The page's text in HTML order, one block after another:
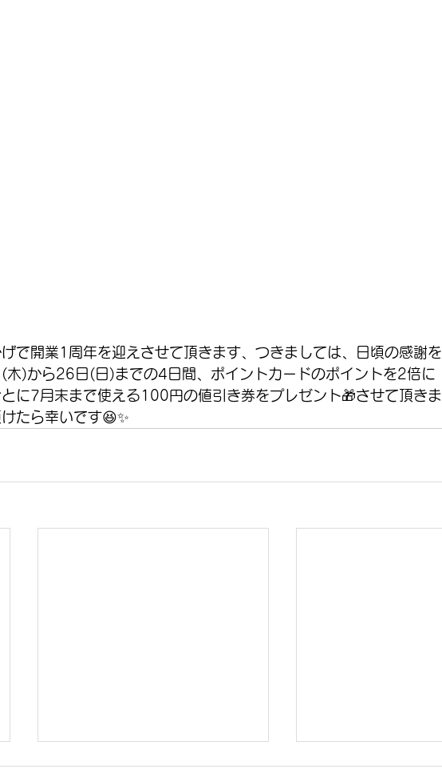
で開業1周年を迎えさせて頂きます、つきましては、日頃の感謝を
)から26日(日)までの4日間、ポイントカードのポイントを2倍に
に7月末まで使える100円の値引き券をプレゼント🎁させて頂きま
たら幸いです😆✨